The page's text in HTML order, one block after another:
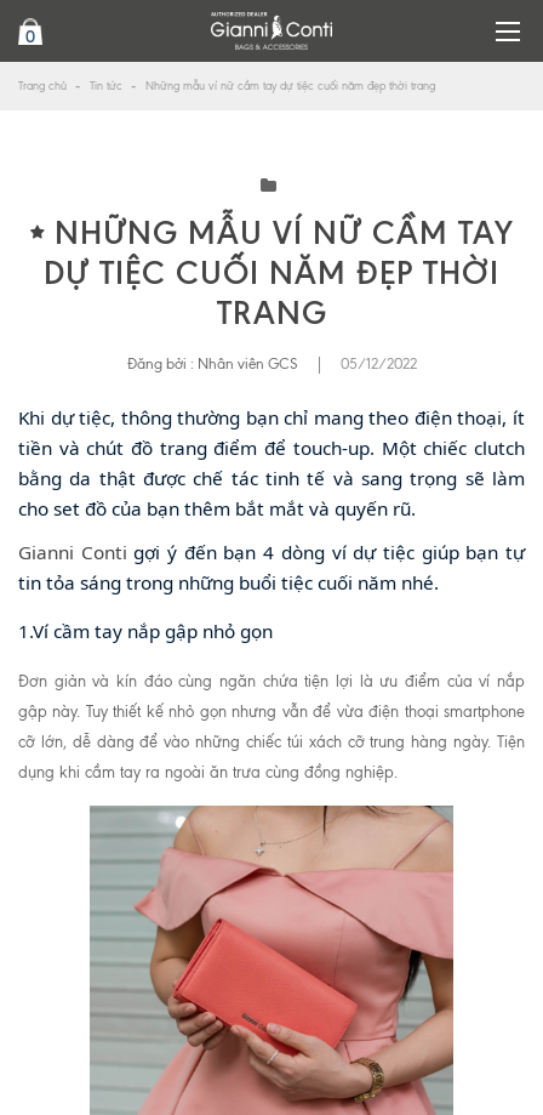
0
Trang chủ Tin tức Những mẫu ví nữ cầm tay dự tiệc cuối năm đẹp thời trang
NHỮNG MẪU VÍ NỮ CẦM TAY
DỰ TIỆC CUỐI NĂM ĐẸP THỜI
TRANG
Đăng bởi : Nhân viên GCS 05/12/2022
Khi dự tiệc, thông thường bạn chỉ mang theo điện thoại, ít
tiền và chút đồ trang điểm để touch-up. Một chiếc clutch
bằng da thật được chế tác tinh tế và sang trọng sẽ làm
cho set đồ của bạn thêm bắt mắt và quyến rũ.
Gianni Conti gợi ý đến bạn 4 dòng ví dự tiệc giúp bạn tự
tin tỏa sáng trong những buổi tiệc cuối năm nhé.
1.Ví cầm tay nắp gập nhỏ gọn
Đơn giản và kín đáo cùng ngăn chứa tiện lợi là ưu điểm của ví nắp
gập này. Tuy thiết kế nhỏ gọn nhưng vẫn để vừa điện thoại smartphone
cỡ lớn, dễ dàng để vào những chiếc túi xách cỡ trung hàng ngày. Tiện
dụng khi cầm tay ra ngoài ăn trưa cùng đồng nghiệp.